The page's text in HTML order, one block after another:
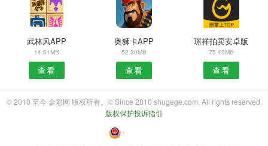
武林风APP
14.51MB
查看
奥狮卡APP
52.30MB
查看
璟祥拍卖安卓版
75.49MB
查看
© 2010 至今 金彩网 版权所有。© Since 2010 shugege.com. All rights reserved.
版权保护投诉指引
・